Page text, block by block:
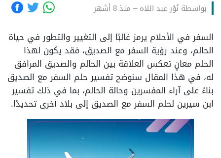
بواسطة نُوْر عبد اللاه– منذ 8 أشهر
السفر في الأحلام يرمز غالبًا إلى التغيير والتطور في حياة
الحالم، وعند رؤية السفر مع الصديق، فقد يكون لهذا
الحلم معانٍ تعكس العلاقة بين الحالم والصديق المرافق
له، في هذا المقال سنوضح تفسير حلم السفر مع الصديق
بناءً على آراء المفسرين وحالة الحالم، بما في ذلك تفسير
ابن سيرين لحلم السفر مع الصديق إلى بلاد أخرى تحديدًا.